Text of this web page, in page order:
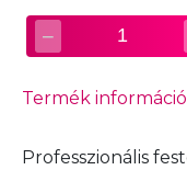
− 1
Termék
Professzionális